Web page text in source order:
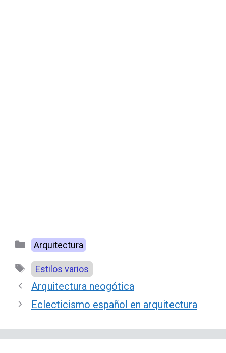
Categorías
Arquitectura
Etiquetas
Estilos varios
Arquitectura neogótica
Eclecticismo español en arquitectura